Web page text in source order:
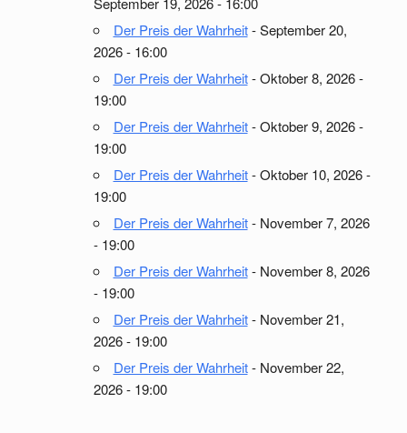
Der Preis der Wahrheit- September 20,
2026 - 16:00
Der Preis der Wahrheit- Oktober 8, 2026 -
19:00
Der Preis der Wahrheit- Oktober 9, 2026 -
19:00
Der Preis der Wahrheit- Oktober 10, 2026 -
19:00
Der Preis der Wahrheit- November 7, 2026
- 19:00
Der Preis der Wahrheit- November 8, 2026
- 19:00
Der Preis der Wahrheit- November 21,
2026 - 19:00
Der Preis der Wahrheit- November 22,
2026 - 19:00